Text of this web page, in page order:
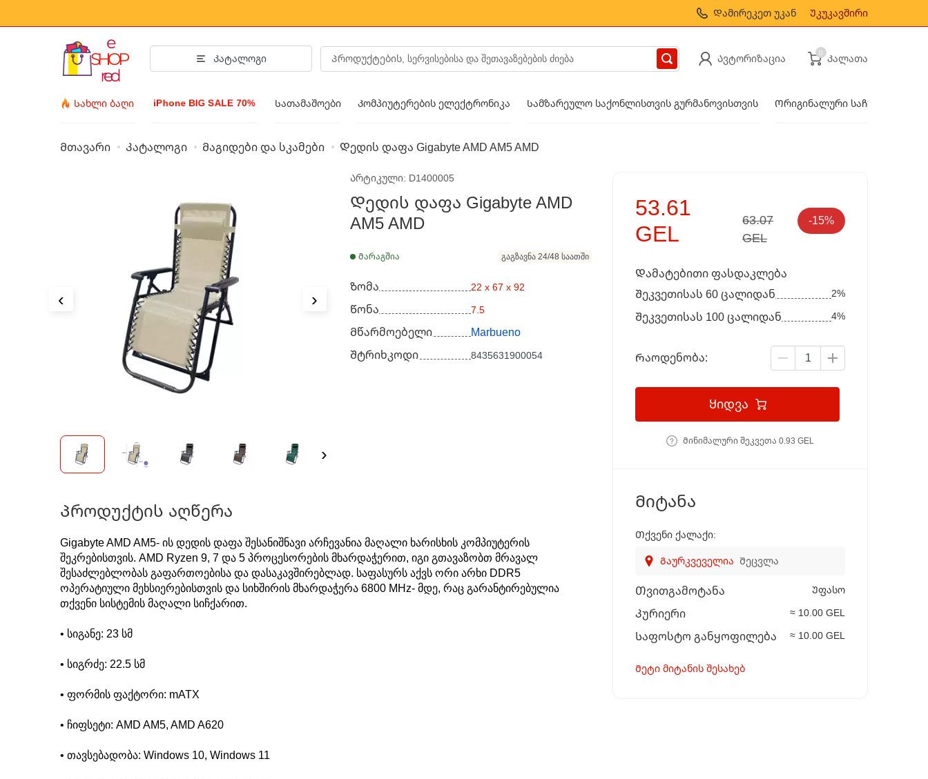
Დამირეკეთ უკან Უკუკავშირი
Კატალოგი Ავტორიზაცია
0
Კალათა
Სახლი ბაღი iPhone BIG SALE 70% Სათამაშოები Კომპიუტერების ელექტრონიკა Სამზარეულო საქონლისთვის გურმანოვისთვის Ორიგინალური საჩუქრები
Axesuara- ს მოდა
აქსესუარები
სათვალეები
ბიჯუტერია
მაჯის საათი
Მთავარი Კატალოგი Მაგიდები და სკამები Დედის დაფა Gigabyte AMD AM5 AMD
‹ ›
›
Არტიკული: D1400005
Დედის დაფა Gigabyte AMD
AM5 AMD
Მარაგშია გაგზავნა 24/48 საათში
Ზომა 22 x 67 x 92
Წონა 7.5
Მწარმოებელი
Marbueno
Შტრიხკოდი
8435631900054
Პროდუქტის აღწერა
Gigabyte AMD AM5- ის დედის დაფა შესანიშნავი არჩევანია მაღალი ხარისხის კომპიუტერის
შეკრებისთვის. AMD Ryzen 9, 7 და 5 პროცესორების მხარდაჭერით, იგი გთავაზობთ მრავალ
შესაძლებლობას გაფართოებისა და დასაკავშირებლად. საფასურს აქვს ორი არხი DDR5
ოპერატიული მეხსიერებისთვის და სიხშირის მხარდაჭერა 6800 MHz- მდე, რაც გარანტირებულია
თქვენი სისტემის მაღალი სიჩქარით.
• სიგანე: 23 სმ
• სიგრძე: 22.5 სმ
• ფორმის ფაქტორი: mATX
• ჩიფსეტი: AMD AM5, AMD A620
• თავსებადობა: Windows 10, Windows 11
53.61
GEL
63.07
GEL
-15%
Დამატებითი ფასდაკლება
Შეკვეთისას 60 ცალიდან
2%
Შეკვეთისას 100 ცალიდან 4%
Რაოდენობა:
Ყიდვა
Მინიმალური შეკვეთა 0.93 GEL
Მიტანა
Თქვენი ქალაქი:
Გაურკვეველია Შეცვლა
Თვითგამოტანა Უფასო
Კურიერი ≈ 10.00 GEL
Საფოსტო განყოფილება ≈ 10.00 GEL
Მეტი მიტანის შესახებ